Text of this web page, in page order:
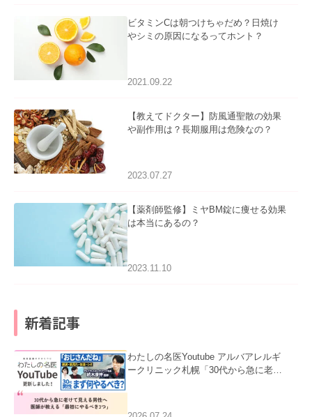
ビタミンCは朝つけちゃだめ？日焼け
やシミの原因になるってホント？
2021.09.22
【教えてドクター】防風通聖散の効果
や副作用は？長期服用は危険なの？
2023.07.27
【薬剤師監修】ミヤBM錠に痩せる効果
は本当にあるの？
2023.11.10
新着記事
わたしの名医Youtube アルバアレルギ
ークリニック札幌「30代から急に老け
た。